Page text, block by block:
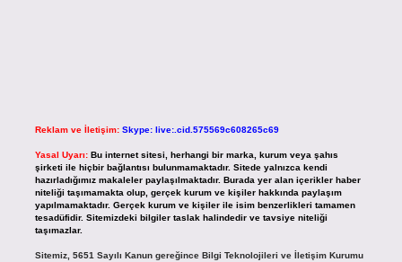
Reklam ve İletişim: Skype: live:.cid.575569c608265c69
Yasal Uyarı: Bu internet sitesi, herhangi bir marka, kurum veya şahıs
şirketi ile hiçbir bağlantısı bulunmamaktadır. Sitede yalnızca kendi
hazırladığımız makaleler paylaşılmaktadır. Burada yer alan içerikler haber
niteliği taşımamakta olup, gerçek kurum ve kişiler hakkında paylaşım
yapılmamaktadır. Gerçek kurum ve kişiler ile isim benzerlikleri tamamen
tesadüfidir. Sitemizdeki bilgiler taslak halindedir ve tavsiye niteliği
taşımazlar.
Sitemiz, 5651 Sayılı Kanun gereğince Bilgi Teknolojileri ve İletişim Kurumu